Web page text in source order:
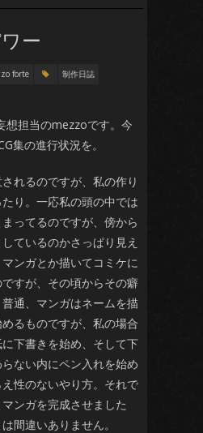
ー
forte
制作日誌
想担当のmezzoです。今
集の進行状況を。
れるのですが、私の作り
り。一応私の頭の中では
ってるのですが、傍から
ているのかさっぱり見え
ンガとか描いてコミケに
すが、その頃からその癖
通、マンガはネームを描
るものですが、私の場合
下書きを始め、そして下
ない内にペン入れを始め
性のないやり方。それで
ンガを完成させました
間違いありません。